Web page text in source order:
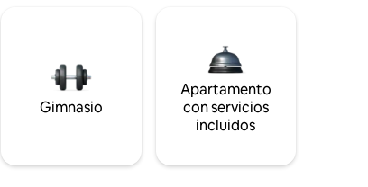
Gimnasio
Apartamento
con servicios
incluidos